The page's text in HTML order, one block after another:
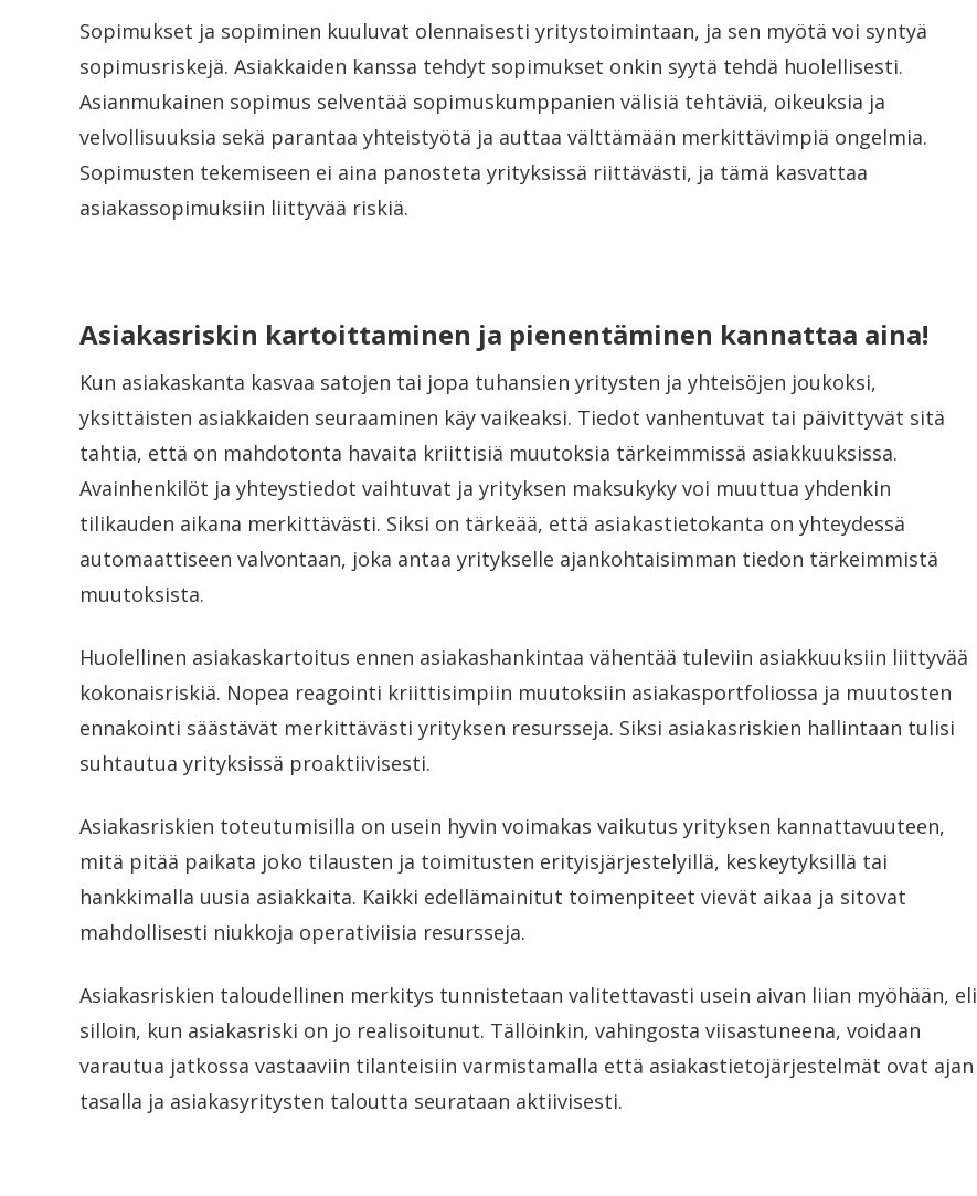
Sopimukset ja sopiminen kuuluvat olennaisesti yritystoimintaan, ja sen myötä voi syntyä
sopimusriskejä. Asiakkaiden kanssa tehdyt sopimukset onkin syytä tehdä huolellisesti.
Asianmukainen sopimus selventää sopimuskumppanien välisiä tehtäviä, oikeuksia ja
velvollisuuksia sekä parantaa yhteistyötä ja auttaa välttämään merkittävimpiä ongelmia.
Sopimusten tekemiseen ei aina panosteta yrityksissä riittävästi, ja tämä kasvattaa
asiakassopimuksiin liittyvää riskiä.
Asiakasriskin kartoittaminen ja pienentäminen kannattaa aina!
Kun asiakaskanta kasvaa satojen tai jopa tuhansien yritysten ja yhteisöjen joukoksi,
yksittäisten asiakkaiden seuraaminen käy vaikeaksi. Tiedot vanhentuvat tai päivittyvät sitä
tahtia, että on mahdotonta havaita kriittisiä muutoksia tärkeimmissä asiakkuuksissa.
Avainhenkilöt ja yhteystiedot vaihtuvat ja yrityksen maksukyky voi muuttua yhdenkin
tilikauden aikana merkittävästi. Siksi on tärkeää, että asiakastietokanta on yhteydessä
automaattiseen valvontaan, joka antaa yritykselle ajankohtaisimman tiedon tärkeimmistä
muutoksista.
Huolellinen asiakaskartoitus ennen asiakashankintaa vähentää tuleviin asiakkuuksiin liittyvää
kokonaisriskiä. Nopea reagointi kriittisimpiin muutoksiin asiakasportfoliossa ja muutosten
ennakointi säästävät merkittävästi yrityksen resursseja. Siksi asiakasriskien hallintaan tulisi
suhtautua yrityksissä proaktiivisesti.
Asiakasriskien toteutumisilla on usein hyvin voimakas vaikutus yrityksen kannattavuuteen,
mitä pitää paikata joko tilausten ja toimitusten erityisjärjestelyillä, keskeytyksillä tai
hankkimalla uusia asiakkaita. Kaikki edellämainitut toimenpiteet vievät aikaa ja sitovat
mahdollisesti niukkoja operativiisia resursseja.
Asiakasriskien taloudellinen merkitys tunnistetaan valitettavasti usein aivan liian myöhään, eli
silloin, kun asiakasriski on jo realisoitunut. Tällöinkin, vahingosta viisastuneena, voidaan
varautua jatkossa vastaaviin tilanteisiin varmistamalla että asiakastietojärjestelmät ovat ajan
tasalla ja asiakasyritysten taloutta seurataan aktiivisesti.